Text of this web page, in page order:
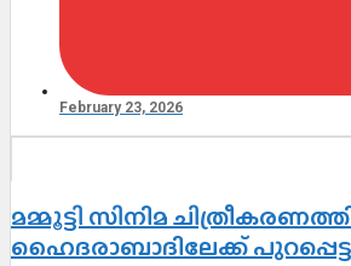
February 23, 2026
മമ്മൂട്ടി സിനിമ
ഹൈദരാബാദിലേക്ക്